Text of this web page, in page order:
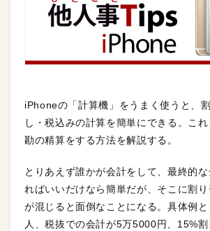
iPhoneの「計算機」をうまく使うと、
し・税込みの計算を簡単にできる。こ
勘の精算をする方法を解説する。
とりあえず誰かが会計をして、最終的な
ればいいだけなら簡単だが、そこに割
が混じると面倒なことになる。具体例
人、税抜での会計が5万5000円、15%